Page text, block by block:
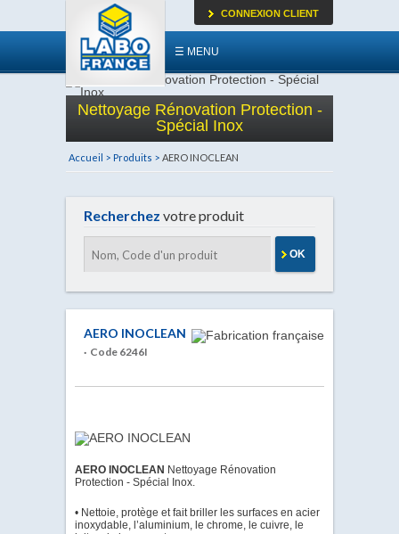
☰ MENU
CONNEXION CLIENT
Nettoyage Rénovation Protection -
Spécial Inox
Accueil > Produits > AERO INOCLEAN
Recherchez votre produit
OK
AERO INOCLEAN
· Code 6246I
AERO INOCLEAN Nettoyage Rénovation
Protection - Spécial Inox.
• Nettoie, protège et fait briller les surfaces en acier
inoxydable, l’aluminium, le chrome, le cuivre, le